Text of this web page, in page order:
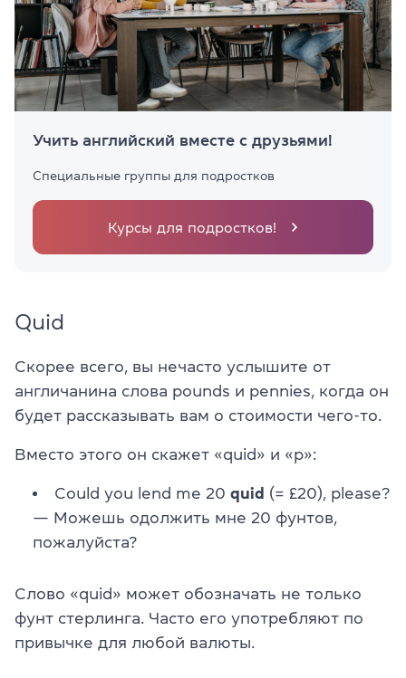
Учить английский вместе с друзьями!
Специальные группы для подростков
Курсы для подростков!
Quid
Скорее всего, вы нечасто услышите от
англичанина слова pounds и pennies, когда он
будет рассказывать вам о стоимости чего-то.
Вместо этого он скажет «quid» и «p»:
Could you lend me 20 quid (= £20), please?
— Можешь одолжить мне 20 фунтов,
пожалуйста?
Слово «quid» может обозначать не только
фунт стерлинга. Часто его употребляют по
привычке для любой валюты.